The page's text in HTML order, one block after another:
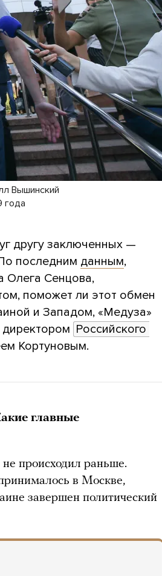
Вышинский
года
другу заключенных —
последним данным,
Олега Сенцова,
поможет ли этот обмен
и Западом, «Медуза»
Российского
Кортуновым.
главные
происходил раньше.
в Москве,
завершен политический